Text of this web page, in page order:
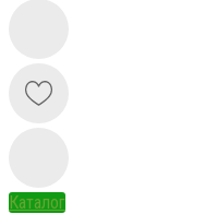
Каталог